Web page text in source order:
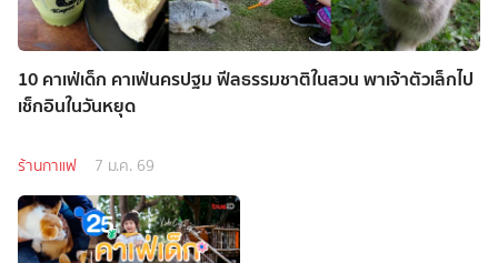
10 คาเฟ่เด็ก คาเฟ่นครปฐม ฟีลธรรมชาติในสวน พาเจ้าตัวเล็กไป
เช็กอินในวันหยุด
ร้านกาแฟ 7 ม.ค. 69